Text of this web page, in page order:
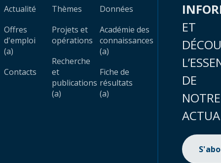
Actualité
Offres
d'emploi
(a)
Contacts
Thèmes
Projets et
opérations
Recherche
et
publications
(a)
Données
Académie des
connaissances
(a)
Fiche de
résultats
(a)
ET
DE
NOTRE